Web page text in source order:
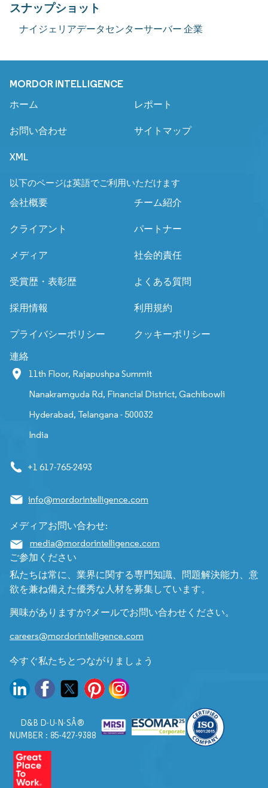
スナップショット
ナイジェリアデータセンターサーバー 企業
MORDOR INTELLIGENCE
ホーム レポート
お問い合わせ サイトマップ
XML
以下のページは英語でご利用いただけます
会社概要
チーム紹介
クライアント パートナー
メディア 社会的責任
受賞歴・表彰歴 よくある質問
採用情報 利用規約
プライバシーポリシー クッキーポリシー
連絡
11th Floor, Rajapushpa Summit
Nanakramguda Rd, Financial District, Gachibowli
Hyderabad, Telangana - 500032
India
+1 617-765-2493
info@mordorintelligence.com
メディアお問い合わせ:
media@mordorintelligence.com
ご参加ください
私たちは常に、業界に関する専門知識、問題解決能力、意
欲を兼ね備えた優秀な人材を募集しています。
興味がありますか?メールでお問い合わせください。
careers@mordorintelligence.com
今すぐ私たちとつながりましょう
D&B D-U-N-SÂ®
NUMBER : 85-427-9388